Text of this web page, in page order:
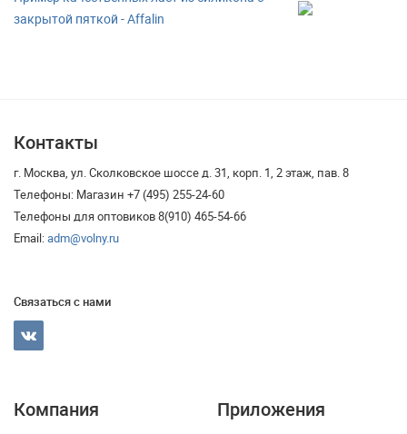
закрытой пяткой - Affalin
Контакты
г. Москва, ул. Сколковское шоссе д. 31, корп. 1, 2 этаж, пав. 8
Телефоны: Магазин +7 (495) 255-24-60
Телефоны для оптовиков 8(910) 465-54-66
Email:adm@volny.ru
Связаться с нами
Компания Приложения